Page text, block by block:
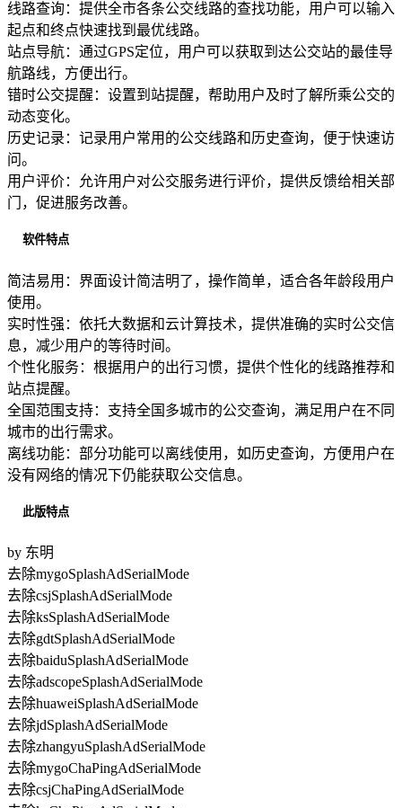
线路查询：提供全市各条公交线路的查找功能，用户可以输入
起点和终点快速找到最优线路。
站点导航：通过GPS定位，用户可以获取到达公交站的最佳导
航路线，方便出行。
错时公交提醒：设置到站提醒，帮助用户及时了解所乘公交的
动态变化。
历史记录：记录用户常用的公交线路和历史查询，便于快速访
问。
用户评价：允许用户对公交服务进行评价，提供反馈给相关部
门，促进服务改善。
软件特点
简洁易用：界面设计简洁明了，操作简单，适合各年龄段用户
使用。
实时性强：依托大数据和云计算技术，提供准确的实时公交信
息，减少用户的等待时间。
个性化服务：根据用户的出行习惯，提供个性化的线路推荐和
站点提醒。
全国范围支持：支持全国多城市的公交查询，满足用户在不同
城市的出行需求。
离线功能：部分功能可以离线使用，如历史查询，方便用户在
没有网络的情况下仍能获取公交信息。
此版特点
by 东明
去除mygoSplashAdSerialMode
去除csjSplashAdSerialMode
去除ksSplashAdSerialMode
去除gdtSplashAdSerialMode
去除baiduSplashAdSerialMode
去除adscopeSplashAdSerialMode
去除huaweiSplashAdSerialMode
去除jdSplashAdSerialMode
去除zhangyuSplashAdSerialMode
去除mygoChaPingAdSerialMode
去除csjChaPingAdSerialMode